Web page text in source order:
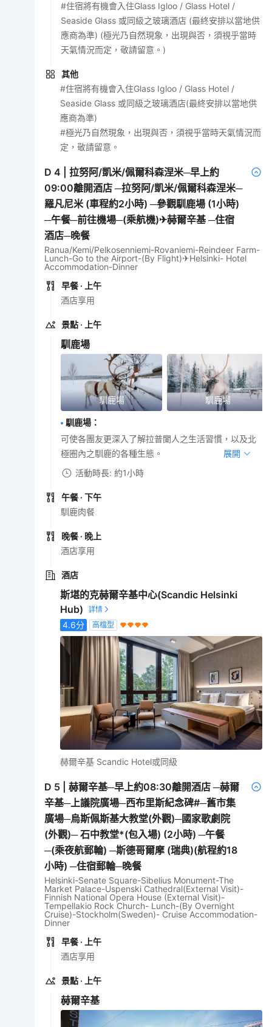
#住宿將有機會入住Glass Igloo / Glass Hotel /
Seaside Glass 或同級之玻璃酒店 (最終安排以當地供
應商為準) (極光乃自然現象，出現與否，須視乎當時
天氣情況而定，敬請留意。)
其他
#住宿將有機會入住Glass Igloo / Glass Hotel /
Seaside Glass 或同級之玻璃酒店(最終安排以當地供
應商為準)
#極光乃自然現象，出現與否，須視乎當時天氣情況而
定，敬請留意。
D4 |拉努阿/凱米/佩爾科森涅米─早上約
09:00離開酒店 ─拉努阿/凱米/佩爾科森涅米─
羅凡尼米 (車程約2小時) ─參觀馴鹿場 (1小時)
─午餐─前往機場─(乘航機)✈赫爾辛基 ─住宿
酒店─晚餐
Ranua/Kemi/Pelkosenniemi-Rovaniemi-Reindeer Farm-
Lunch-Go to the Airport-(By Flight)✈Helsinki- Hotel
Accommodation-Dinner
早餐 · 上午
酒店享用
景點 · 上午
馴鹿場
馴鹿場 馴鹿場
馴鹿場 ：
可使各團友更深入了解拉普闌人之生活習慣，以及北
極圈內之馴鹿的各種生態。
展開
活動時長: 約1小時
午餐 · 下午
馴鹿肉餐
晚餐 · 晚上
酒店享用
酒店
斯堪的克赫爾辛基中心(Scandic Helsinki
Hub)
4.6分 高檔型
赫爾辛基 Scandic Hotel或同級
D 5 |赫爾辛基─早上約08:30離開酒店 ─赫爾
辛基─上議院廣場─西布里斯紀念碑#─舊市集
廣場─烏斯佩斯基大教堂(外觀)─國家歌劇院
(外觀)─ 石中教堂*(包入場) (2小時) ─午餐
─(乘夜航郵輪) ─斯德哥爾摩 (瑞典)(航程約18
小時) ─住宿郵輪─晚餐
Helsinki-Senate Square-Sibelius Monument-The
Market Palace-Uspenski Cathedral(External Visit)-
Finnish National Opera House (External Visit)-
Tempellakio Rock Church- Lunch-(By Overnight
Cruise)-Stockholm(Sweden)- Cruise Accommodation-
Dinner
早餐 · 上午
酒店享用
景點 · 上午
赫爾辛基